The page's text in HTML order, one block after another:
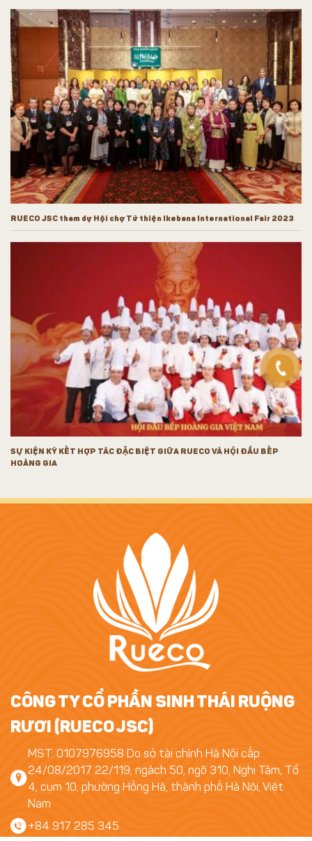
RUECO JSC tham dự Hội chợ Từ thiện Ikebana International Fair 2023
SỰ KIỆN KÝ KẾT HỢP TÁC ĐẶC BIỆT GIỮA RUECO VÀ HỘI ĐẦU BẾP
HOÀNG GIA
CÔNG TY CỔ PHẦN SINH THÁI RUỘNG
RƯƠI (RUECO JSC)
MST: 0107976958 Do sở tài chính Hà Nội cấp
24/08/2017 22/119, ngách 50, ngõ 310, Nghi Tàm, Tổ
4, cụm 10, phường Hồng Hà, thành phố Hà Nội, Việt
Nam
+84 917 285 345